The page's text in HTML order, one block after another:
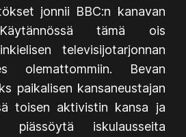
jonnii BBC:n kanavan
tämä ois
televisijotarjonnan
olemattommiin. Bevan
paikalisen kansaneustajan
toisen aktivistin kansa ja
piässöytä iskulausseita